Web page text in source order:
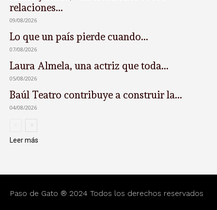
relaciones...
09/08/2026
Lo que un país pierde cuando...
07/08/2026
Laura Almela, una actriz que toda...
05/08/2026
Baúl Teatro contribuye a construir la...
04/08/2026
Leer más
Paso de Gato ® 2024 Todos los derechos reservados